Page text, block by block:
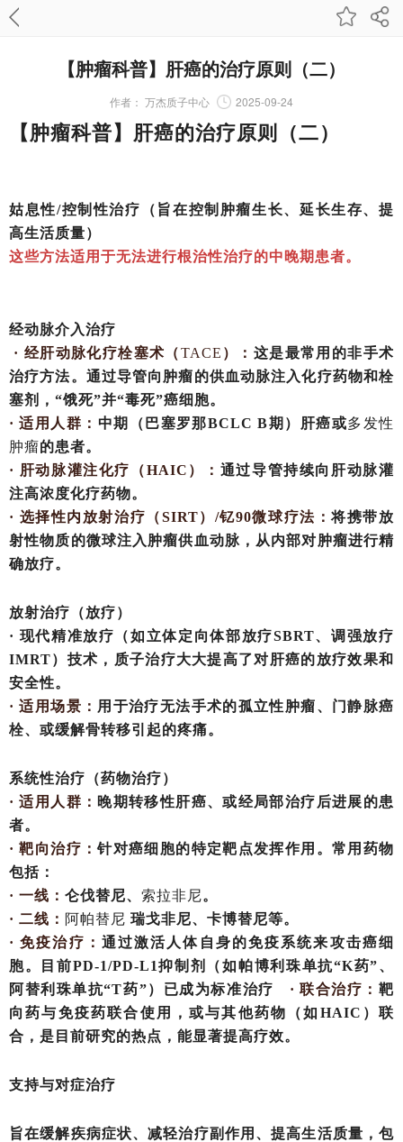
【肿瘤科普】肝癌的治疗原则（二）
作者： 万杰质子中心 2025-09-24
【肿瘤科普】肝癌的治疗原则（二）
姑息性/控制性治疗（旨在控制肿瘤生长、延长生存、提
高生活质量）
这些方法适用于无法进行根治性治疗的中晚期患者。
经动脉介入治疗
· 经肝动脉化疗栓塞术（TACE ）： 这是最常用的非手术
治疗方法。通过导管向肿瘤的供血动脉注入化疗药物和栓
塞剂， “饿死”并“毒死”癌细胞。
· 适用人群： 中期（巴塞罗那BCLC B期）肝癌或多发性
肿瘤的患者。
· 肝动脉灌注化疗（HAIC）： 通过导管持续向肝动脉灌
注高浓度化疗药物。
· 选择性内放射治疗（SIRT）/钇90微球疗法：将携带放
射性物质的微球注入肿瘤供血动脉，从内部对肿瘤进行精
确放疗。
放射治疗（放疗）
· 现代精准放疗（如立体定向体部放疗SBRT、调强放疗
IMRT）技术，质子治疗大大提高了对肝癌的放疗效果和
安全性。
· 适用场景： 用于治疗无法手术的孤立性肿瘤、门静脉癌
栓、或缓解骨转移引起的疼痛。
系统性治疗（药物治疗）
· 适用人群： 晚期转移性肝癌、或经局部治疗后进展的患
者。
· 靶向治疗：针对癌细胞的特定靶点发挥作用。常用药物
包括：
· 一线： 仑伐替尼、 索拉非尼。
· 二线： 阿帕替尼 瑞戈非尼、卡博替尼等。
· 免疫治疗： 通过激活人体自身的免疫系统来攻击癌细
胞。目前PD-1/PD-L1抑制剂（如帕博利珠单抗“K药”、
阿替利珠单抗“T药”）已成为标准治疗 · 联合治疗：靶
向药与免疫药联合使用，或与其他药物（如 HAIC）联
合，是目前研究的热点，能显著提高疗效。
支持与对症治疗
旨在缓解疾病症状、减轻治疗副作用、提高生活质量，包